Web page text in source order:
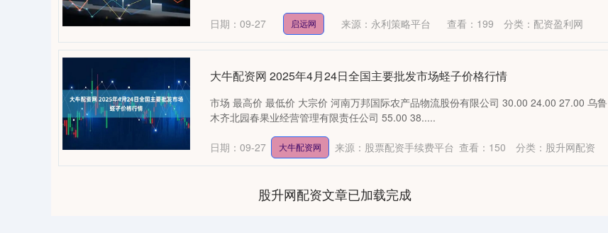
日期：09-27 启远网 来源：永利策略平台 查看： 199 分类：配资盈利网
大牛配资网 2025年4月24日全国主要批发市场蛏子价格行情
市场 最高价 最低价 大宗价 河南万邦国际农产品物流股份有限公司 30.00 24.00 27.00 乌鲁
木齐北园春果业经营管理有限责任公司 55.00 38.....
日期：09-27 大牛配资网 来源：股票配资手续费平台 查看： 150 分类： 股升网配资
股升网配资文章已加载完成